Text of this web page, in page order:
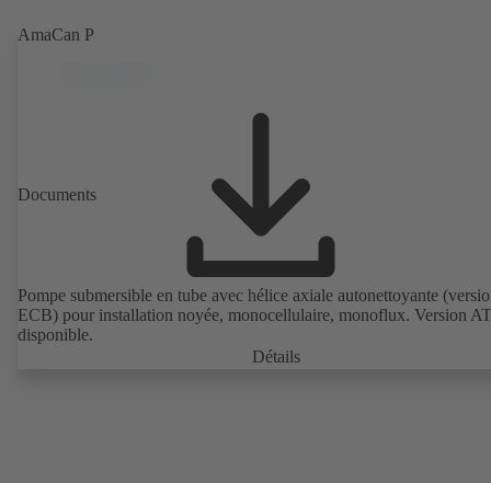
AmaCan P
Documents
Pompe submersible en tube avec hélice axiale autonettoyante
ECB) pour installation noyée, monocellulaire, monoflux. Version
disponible.
Détails